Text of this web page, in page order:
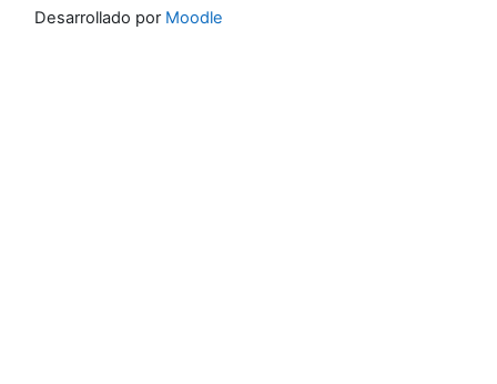
Desarrollado por Moodle